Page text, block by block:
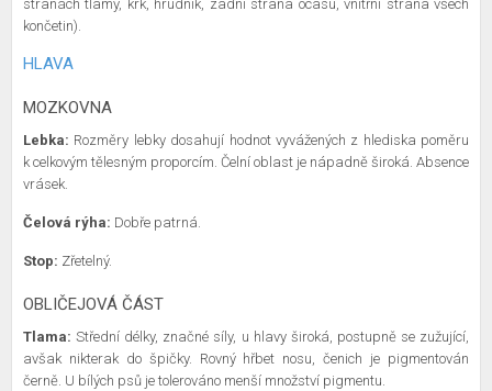
stranách tlamy, krk, hrudník, zadní strana ocasu, vnitřní strana všech
končetin).
HLAVA
MOZKOVNA
Lebka: Rozměry lebky dosahují hodnot vyvážených z hlediska poměru
k celkovým tělesným proporcím. Čelní oblast je nápadně široká. Absence
vrásek.
Čelová rýha: Dobře patrná.
Stop: Zřetelný.
OBLIČEJOVÁ ČÁST
Tlama: Střední délky, značné síly, u hlavy široká, postupně se zužující,
avšak nikterak do špičky. Rovný hřbet nosu, čenich je pigmentován
černě. U bílých psů je tolerováno menší množství pigmentu.